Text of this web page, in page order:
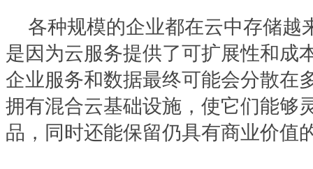
各种规模的企业都在云中存储越
是因为云服务提供了可扩展性和成
企业服务和数据最终可能会分散在
拥有混合云基础设施，使它们能够
品，同时还能保留仍具有商业价值